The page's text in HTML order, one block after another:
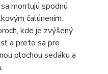
montujú spodnú
čalúnením.
kde je zvýšený
a preto sa pre
plochou sedáku a